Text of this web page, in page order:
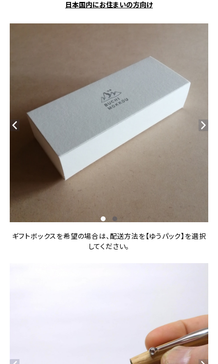
日本国内にお住まいの方向け
ギフトボックスを希望の場合は、配送方法を【ゆうパック】を選択
してください。